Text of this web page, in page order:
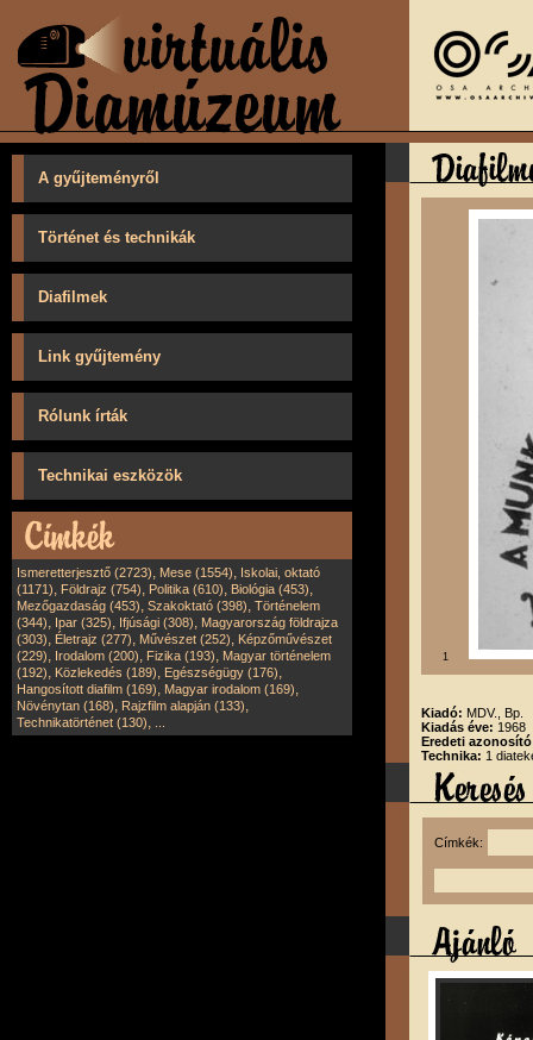
A gyűjteményről
Történet és technikák
Diafilmek
Link gyűjtemény
Rólunk írták
Technikai eszközök
Ismeretterjesztő (2723), Mese (1554), Iskolai, oktató
(1171), Földrajz (754), Politika (610), Biológia (453),
Mezőgazdaság (453), Szakoktató (398), Történelem
(344), Ipar (325), Ifjúsági (308), Magyarország földrajza
(303), Életrajz (277), Művészet (252), Képzőművészet
(229), Irodalom (200), Fizika (193), Magyar történelem
(192), Közlekedés (189), Egészségügy (176),
Hangosított diafilm (169), Magyar irodalom (169),
Növénytan (168), Rajzfilm alapján (133),
Technikatörténet (130),
1
Kiadó: MDV., Bp.
Kiadás éve: 1968
Eredeti
Technika: 1
Címkék: